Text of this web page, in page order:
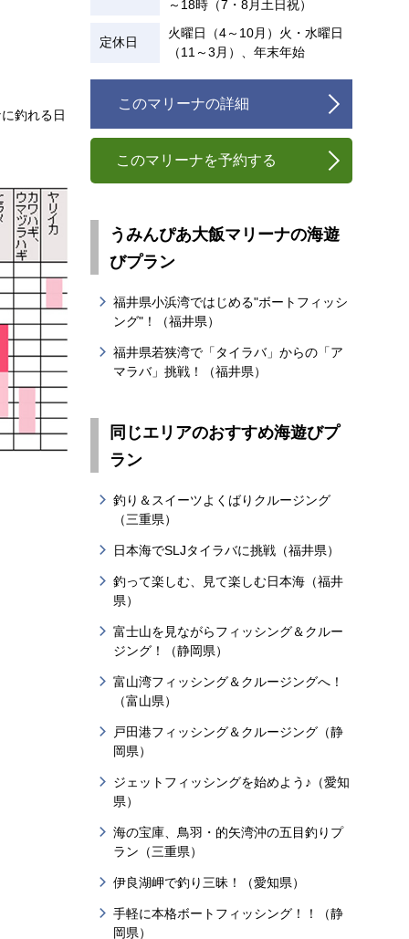
釣れる日
～18時（7・8月土日祝）
定休日
火曜日（4～10月）火・水曜日
（11～3月）、年末年始
このマリーナの詳細
このマリーナを予約する
うみんぴあ大飯マリーナの海遊
びプラン
福井県小浜湾ではじめる"ボートフィッシ
ング"！（福井県）
福井県若狭湾で「タイラバ」からの「ア
マラバ」挑戦！（福井県）
同じエリアのおすすめ海遊びプ
ラン
釣り＆スイーツよくばりクルージング
（三重県）
日本海でSLJタイラバに挑戦（福井県）
釣って楽しむ、見て楽しむ日本海（福井
県）
富士山を見ながらフィッシング＆クルー
ジング！（静岡県）
富山湾フィッシング＆クルージングへ！
（富山県）
戸田港フィッシング＆クルージング（静
岡県）
ジェットフィッシングを始めよう♪（愛知
県）
海の宝庫、鳥羽・的矢湾沖の五目釣りプ
ラン（三重県）
伊良湖岬で釣り三昧！（愛知県）
手軽に本格ボートフィッシング！！（静
岡県）